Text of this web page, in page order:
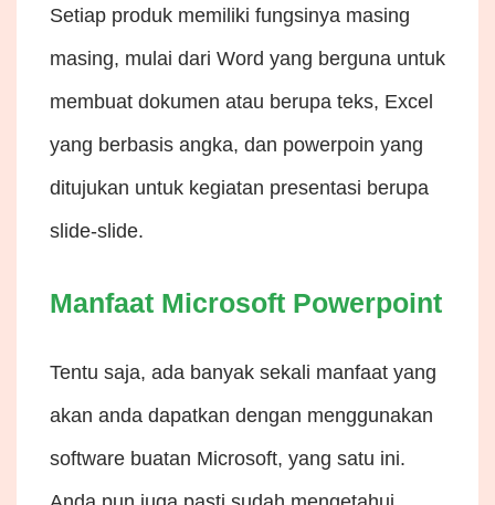
Setiap produk memiliki fungsinya masing
masing, mulai dari Word yang berguna untuk
membuat dokumen atau berupa teks, Excel
yang berbasis angka, dan powerpoin yang
ditujukan untuk kegiatan presentasi berupa
slide-slide.
Manfaat Microsoft Powerpoint
Tentu saja, ada banyak sekali manfaat yang
akan anda dapatkan dengan menggunakan
software buatan Microsoft, yang satu ini.